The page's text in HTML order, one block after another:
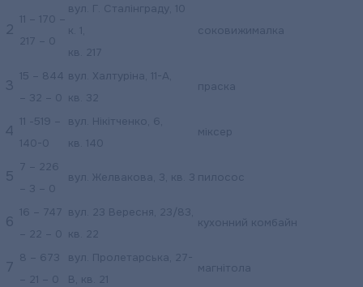
2
11 – 170 –
217 – 0
вул. Г. Сталінграду, 10
к. 1,
кв. 217
соковижималка
3
15 – 844
– 32 – 0
вул. Халтуріна, 11-А,
кв. 32
праска
4
11 -519 –
140-0
вул. Нікітченко, 6,
кв. 140
міксер
5
7 – 226
– 3 – 0
вул. Желвакова, 3, кв. 3 пилосос
6
16 – 747
– 22 – 0
вул. 23 Вересня, 23/83,
кв. 22
кухонний комбайн
7
8 – 673
– 21 – 0
вул. Пролетарська, 27-
В, кв. 21
магнітола